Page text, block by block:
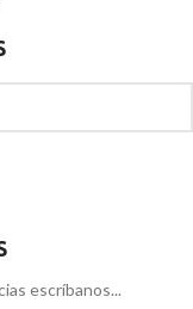
escríbanos...